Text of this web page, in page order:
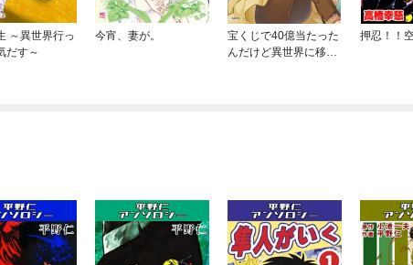
～異世界行っ
だす～
今宵、妻が。
宝くじで40億当たった
んだけど異世界に移住
押忍！！